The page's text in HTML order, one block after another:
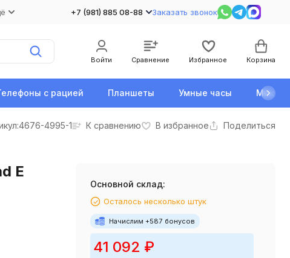
+7 (981) 885 08-88 Заказать звонок
Войти Сравнение Избранное Корзина
с рацией Планшеты Умные часы
4676-4995-1 К сравнению В избранное Поделиться
E
Основной склад:
Осталось несколько штук
Начислим +587 бонусов
41 092 ₽